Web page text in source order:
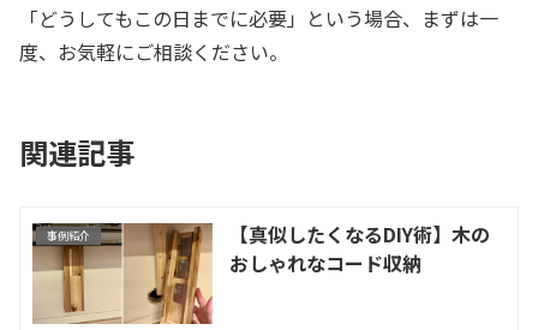
「どうしてもこの日までに必要」という場合、まずは一
度、お気軽にご相談ください。
関連記事
事例紹介
【真似したくなるDIY術】木の
おしゃれなコード収納